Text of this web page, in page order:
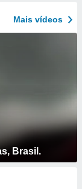
Mais vídeos
Brasil.